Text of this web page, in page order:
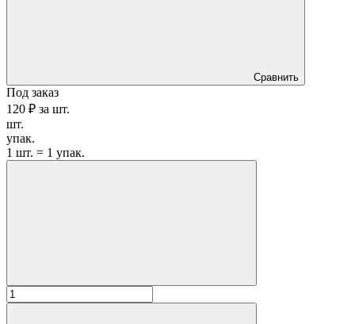
Сравнить
Под заказ
120 ₽ за шт.
шт.
упак.
1 шт. = 1 упак.